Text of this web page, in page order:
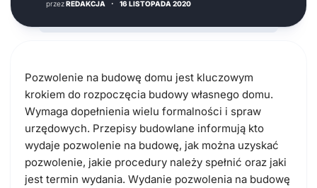
przezREDAKCJA · 16 LISTOPADA 2020
Pozwolenie na budowę domu jest kluczowym
krokiem do rozpoczęcia budowy własnego domu.
Wymaga dopełnienia wielu formalności i spraw
urzędowych. Przepisy budowlane informują kto
wydaje pozwolenie na budowę, jak można uzyskać
pozwolenie, jakie procedury należy spełnić oraz jaki
jest termin wydania. Wydanie pozwolenia na budowę